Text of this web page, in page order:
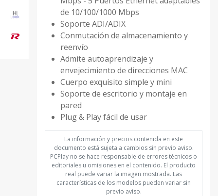
de 10/100/1000 Mbps
Soporte ADI/ADIX
Conmutación de almacenamiento y
reenvío
Admite autoaprendizaje y
envejecimiento de direcciones MAC
Cuerpo exquisito simple y mini
Soporte de escritorio y montaje en
pared
Plug & Play fácil de usar
La información y precios contenida en este
documento está sujeta a cambios sin previo aviso.
PCPlay no se hace responsable de errores técnicos o
editoriales u omisiones en el contenido. El producto
real puede variar la imagen mostrada. Las
características de los modelos pueden variar sin
previo aviso.